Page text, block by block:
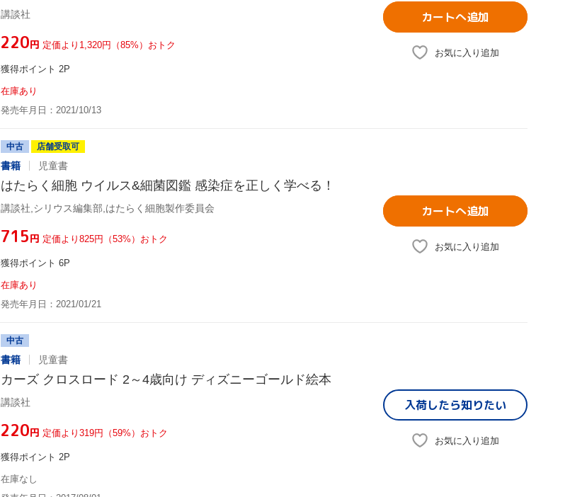
講談社
¥220円 定価より1,320円（85%）おトク
獲得ポイント 2P
在庫あり
発売年月日：2021/10/13
カートへ追加
お気に入り追加
中古 店舗受取可
書籍 児童書
はたらく細胞 ウイルス&細菌図鑑 感染症を正しく学べる！
講談社,シリウス編集部,はたらく細胞製作委員会
¥715円 定価より825円（53%）おトク
獲得ポイント 6P
在庫あり
発売年月日：2021/01/21
カートへ追加
お気に入り追加
中古
書籍 児童書
カーズ クロスロード 2～4歳向け ディズニーゴールド絵本
講談社
¥220円 定価より319円（59%）おトク
獲得ポイント 2P
在庫なし
入荷したら知りたい
お気に入り追加